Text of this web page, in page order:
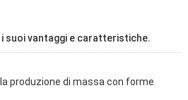
suoi vantaggi e caratteristiche.
produzione di massa con forme